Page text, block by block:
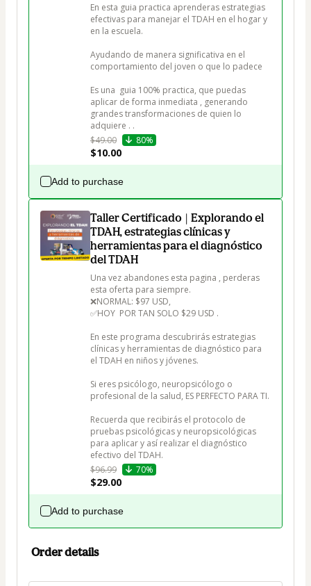
En esta guia practica aprenderas estrategias
efectivas para manejar el TDAH en el hogar y
en la escuela.
Ayudando de manera significativa en el
comportamiento del joven o que lo padece
Es una  guia 100% practica, que puedas
aplicar de forma inmediata , generando
grandes transformaciones de quien lo
$49.00
80%
$10.00
Add to purchase
Taller Certificado | Explorando el
TDAH, estrategias clínicas y
herramientas para el diagnóstico
del TDAH
Una vez abandones esta pagina , perderas
esta oferta para siempre.
❌NORMAL: $97 USD,
✅HOY  POR TAN SOLO $29 USD .
En este programa descubrirás estrategias
clínicas y herramientas de diagnóstico para
el TDAH en niños y jóvenes.
Si eres psicólogo, neuropsicólogo o
profesional de la salud, ES PERFECTO PARA TI.
Recuerda que recibirás el protocolo de
pruebas psicológicas y neuropsicológicas
para aplicar y así realizar el diagnóstico
efectivo del TDAH.
$96.99
70%
$29.00
Add to purchase
Order details